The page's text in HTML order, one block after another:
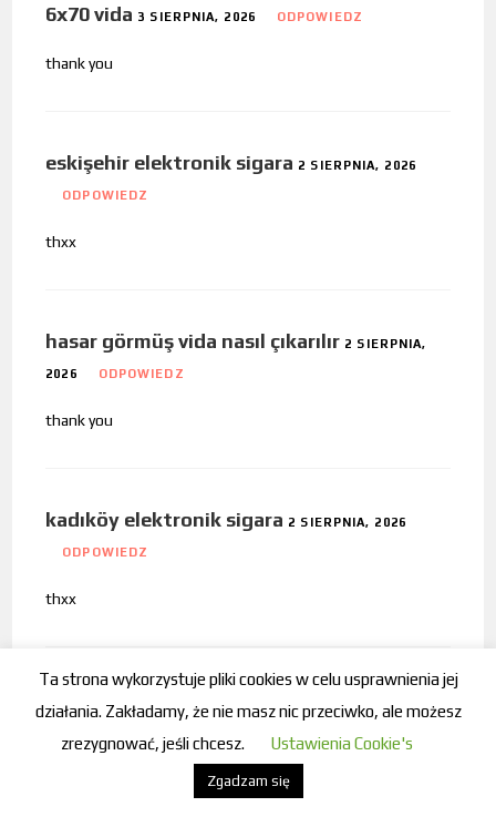
6x70 vida 3 SIERPNIA, 2026 ODPOWIEDZ
thank you
eskişehir elektronik sigara 2 SIERPNIA, 2026
ODPOWIEDZ
thxx
hasar görmüş vida nasıl çıkarılır 2 SIERPNIA,
2026 ODPOWIEDZ
thank you
kadıköy elektronik sigara 2 SIERPNIA, 2026
ODPOWIEDZ
thxx
thank you
Ta strona wykorzystuje pliki cookies w celu usprawnienia jej
działania. Zakładamy, że nie masz nic przeciwko, ale możesz
zrezygnować, jeśli chcesz.
Ustawienia Cookie's
Zgadzam się